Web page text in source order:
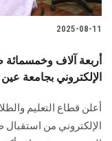
2025-08-11
أربعة آلاف وخمسمائة
الإلكتروني بجامعة
أعلن قطاع التعليم
الإلكتروني من استقبال